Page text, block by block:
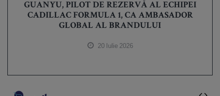
GUANYU, PILOT DE REZERVĂ AL ECHIPEI
CADILLAC FORMULA 1, CA AMBASADOR
GLOBAL AL BRANDULUI
20 Iulie 2026